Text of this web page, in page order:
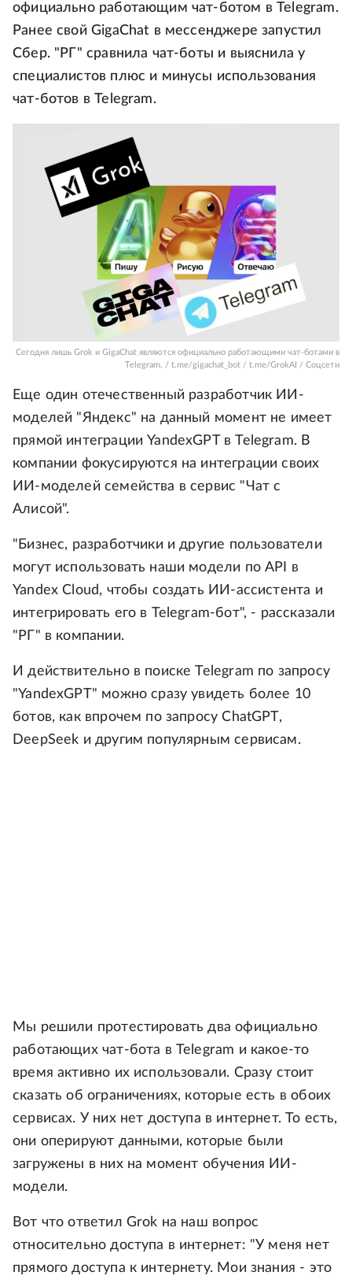
официально работающим чат-ботом в Telegram.
Ранее свой GigaChat в мессенджере запустил
Сбер. "РГ" сравнила чат-боты и выяснила у
специалистов плюс и минусы использования
чат-ботов в Telegram.
Сегодня лишь Grok и GigaChat являются официально работающими чат-ботами в
Telegram. / t.me/gigachat_bot / t.me/GrokAI / Соцсети
Еще один отечественный разработчик ИИ-
моделей "Яндекс" на данный момент не имеет
прямой интеграции YandexGPT в Telegram. В
компании фокусируются на интеграции своих
ИИ-моделей семейства в сервис "Чат с
Алисой".
"Бизнес, разработчики и другие пользователи
могут использовать наши модели по API в
Yandex Cloud, чтобы создать ИИ-ассистента и
интегрировать его в Telegram-бот", - рассказали
"РГ" в компании.
И действительно в поиске Telegram по запросу
"YandexGPT" можно сразу увидеть более 10
ботов, как впрочем по запросу ChatGPT,
DeepSeek и другим популярным сервисам.
Мы решили протестировать два официально
работающих чат-бота в Telegram и какое-то
время активно их использовали. Сразу стоит
сказать об ограничениях, которые есть в обоих
сервисах. У них нет доступа в интернет. То есть,
они оперируют данными, которые были
загружены в них на момент обучения ИИ-
модели.
Вот что ответил Grok на наш вопрос
относительно доступа в интернет: "У меня нет
прямого доступа к интернету. Мои знания - это